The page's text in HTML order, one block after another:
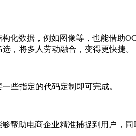
化数据，例如图像等，也能借助
，将多人劳动融合，变得更快捷。
些指定的代码定制即可完成。
帮助电商企业精准捕捉到用户，